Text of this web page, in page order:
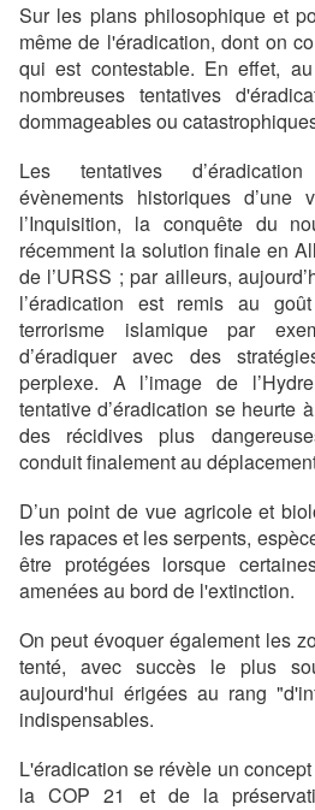
Sur les plans philosophique et
même de l'éradication, dont on
qui est contestable. En effet,
nombreuses tentatives
dommageables ou
Les tentatives
évènements historiques d’une
l’Inquisition, la conquête du
récemment la solution finale en
de l’URSS ; par ailleurs,
l’éradication est remis au
terrorisme islamique par
d’éradiquer avec des
perplexe. A l’image de
tentative d’éradication se heurte
des récidives plus
conduit finalement au
D’un point de vue agricole et
les rapaces et les serpents,
être protégées lorsque
amenées au bord de l'extinction.
On peut évoquer également les
tenté, avec succès le plus
aujourd'hui érigées au rang
indispensables.
L'éradication se révèle un
la COP 21 et de la